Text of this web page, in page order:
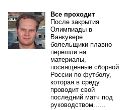
Все проходит
После закрытия
Олимпиады в
Ванкувере
болельщики плавно
перешли на
материалы,
посвященные сборной
России по футболу,
которая в среду
проводит свой
последний матч под
руководством......